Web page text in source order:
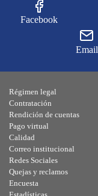
Facebook
Email
Régimen legal
Contratación
Rendición de cuentas
Pago virtual
Calidad
Correo institucional
Redes Sociales
Quejas y reclamos
Encuesta